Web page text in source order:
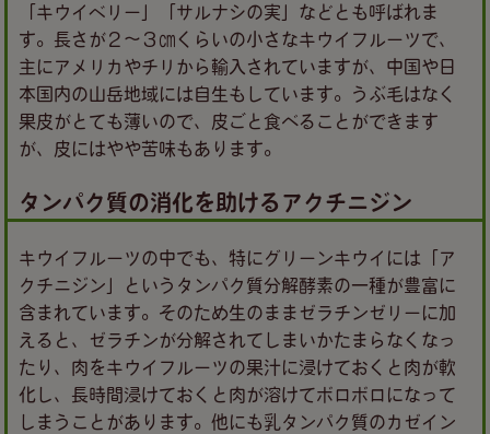
「キウイベリー」「サルナシの実」などとも呼ばれま
す。長さが２～３㎝くらいの小さなキウイフルーツで、
主にアメリカやチリから輸入されていますが、中国や日
本国内の山岳地域には自生もしています。うぶ毛はなく
果皮がとても薄いので、皮ごと食べることができます
が、皮にはやや苦味もあります。
タンパク質の消化を助けるアクチニジン
キウイフルーツの中でも、特にグリーンキウイには「ア
クチニジン」というタンパク質分解酵素の一種が豊富に
含まれています。そのため生のままゼラチンゼリーに加
えると、ゼラチンが分解されてしまいかたまらなくなっ
たり、肉をキウイフルーツの果汁に浸けておくと肉が軟
化し、長時間浸けておくと肉が溶けてボロボロになって
しまうことがあります。他にも乳タンパク質のカゼイン